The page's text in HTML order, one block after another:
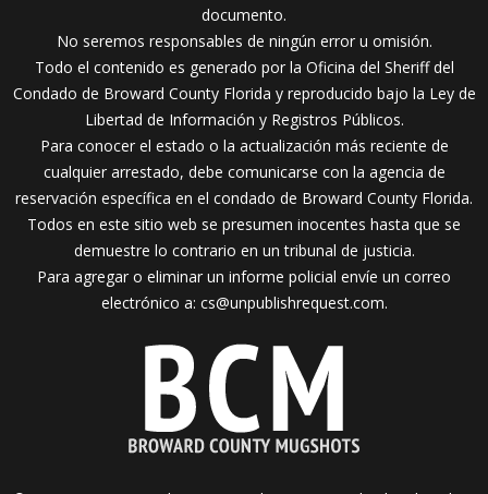
documento.
No seremos responsables de ningún error u omisión.
Todo el contenido es generado por la Oficina del Sheriff del
Condado de Broward County Florida y reproducido bajo la Ley de
Libertad de Información y Registros Públicos.
Para conocer el estado o la actualización más reciente de
cualquier arrestado, debe comunicarse con la agencia de
reservación específica en el condado de Broward County Florida.
Todos en este sitio web se presumen inocentes hasta que se
demuestre lo contrario en un tribunal de justicia.
Para agregar o eliminar un informe policial envíe un correo
electrónico a: cs@unpublishrequest.com.